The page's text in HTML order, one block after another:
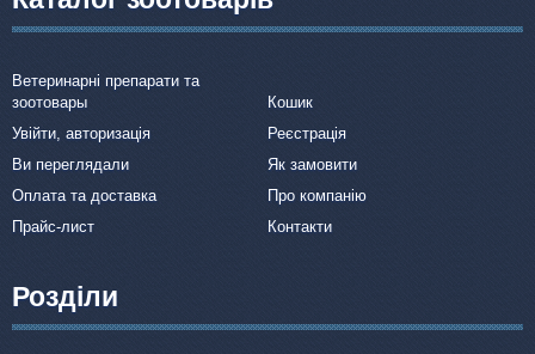
Ветеринарні препарати та
зоотовары
Кошик
Увійти, авторизація
Реєстрація
Ви переглядали
Як замовити
Оплата та доставка
Про компанію
Прайс-лист
Контакти
Розділи